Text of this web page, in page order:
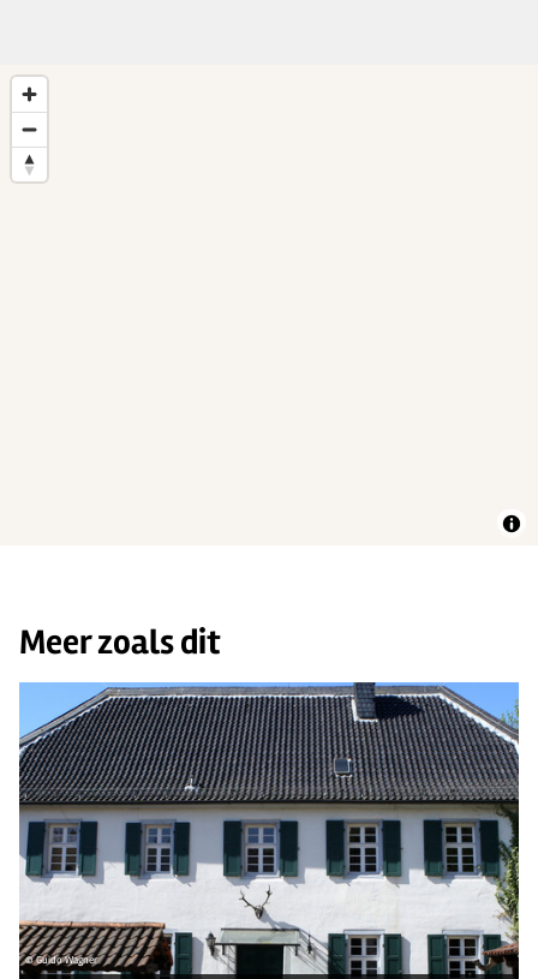
Meer zoals dit
© Guido Wagner